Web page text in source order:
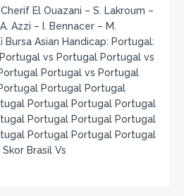
El Ouazani – S. Lakroum –
Azzi – I. Bennacer – M.
Bursa Asian Handicap: Portugal:
vs Portugal Portugal vs
Portugal vs Portugal
Portugal Portugal
Portugal Portugal Portugal
Portugal Portugal Portugal
Portugal Portugal Portugal
Brasil Vs